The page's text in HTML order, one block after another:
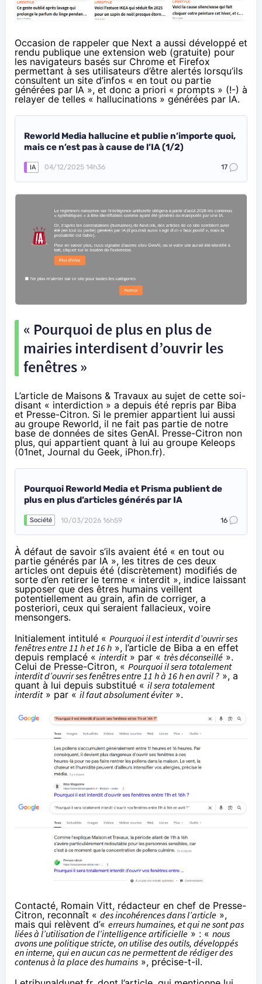
Occasion de rappeler que Next a aussi développé et
rendu publique une extension web (gratuite) pour
les navigateurs basés sur Chrome et Firefox
permettant à ses utilisateurs d’être alertés lorsqu’ils
consultent un site d’infos « en tout ou partie
générées par IA », et donc a priori « prompts » (!-) à
relayer de telles « hallucinations » générées par IA.
Reworld Media hallucine et publie n’importe quoi,
mais ce n’est pas à cause de l’IA (1/2)
IA 04/12/2025 14h36 17
« Pourquoi de plus en plus de
mairies interdisent d’ouvrir les
fenêtres »
L’article de Maisons & Travaux au sujet de cette soi-
disant « interdiction » a depuis été repris par Biba
et Presse-Citron. Si le premier appartient lui aussi
au groupe Reworld, il ne fait pas partie de notre
base de données de sites GenAI. Presse-Citron non
plus, qui appartient quant à lui au groupe Keleops
(01net, Journal du Geek, iPhon.fr).
Pourquoi Reworld Media et Prisma publient de
plus en plus d’articles générés par IA
Société 10/03/2026 16h59 16
À défaut de savoir s’ils avaient été « en tout ou
partie générés par IA », les titres de ces deux
articles ont depuis été (discrètement) modifiés de
sorte d’en retirer le terme « interdit », indice laissant
supposer que des êtres humains veillent
potentiellement au grain, afin de corriger, a
posteriori, ceux qui seraient fallacieux, voire
mensongers.
Initialement intitulé « Pourquoi il est interdit d’ouvrir ses
fenêtres entre 11 h et 16 h », l’article de Biba a en effet
depuis remplacé « interdit» par « très déconseillé ».
Celui de Presse-Citron, « Pourquoi il sera totalement
interdit d’ouvrir ses fenêtres entre 11 h à 16 h en avril ? », a
quant à lui depuis substitué « il sera totalement
interdit» par « il faut absolument éviter».
Contacté, Romain Vitt, rédacteur en chef de Presse-
Citron, reconnaît « des incohérences dans l’article »,
mais qui relèvent d’« erreurs humaines, et qui ne sont pas
liées à l’utilisation de l’intelligence artificielle » : « nous
avons une politique stricte, on utilise des outils, développés
en interne, qui en aucun cas ne permettent de rédiger des
contenus à la place des humains », précise-t-il.